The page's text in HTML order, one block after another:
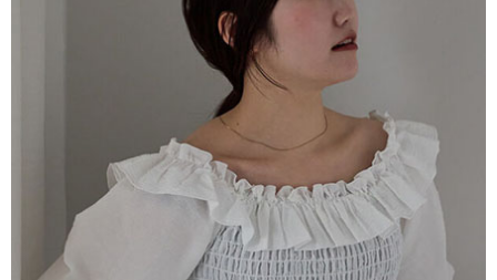
1.分期款項不併入電信帳單，「大哥付你分期」於每月結算日後寄送繳費提
2.透過簡訊連結打開帳單後，可選擇「超商條碼／台灣大直營門市／銀行轉
帳／街口支付／iPASS MONEY」等通路繳費。
1.本服務係由「台灣大哥大股份有限公司」（以下簡稱本公司）所提供，讓
用戶於交易時，得透過本服務購買商品或服務，並由商店將買賣／分期付款
買賣價金債權讓與本公司後，依約使用本公司帳單繳交帳款。
2.基於同意付款使用「大哥付你分期」之契約關係目的，商店將以您的個人
資料（包含姓名、電話或地址）提供予台灣大哥大進項蒐集、處理及利用，
由本公司與您本人進行分期帳單所需資料之確認、核對及更正。
3.完整用戶服務條款，請詳閱以下連結：https://oppay.tw/userRule
【「AFTEE先享後付」結帳流程】
１．於結帳方式選擇「AFTEE先享後付」後，將跳轉至「AFTEE先享後付」
結帳頁面，進行簡訊認證並確認金額後，即可完成結帳。
２．訂單成立數日內，您將收到繳費通知簡訊。
３．收到繳費通知簡訊後14天內，點擊此簡訊中的連結，可透過四大超商／
ATM／網路銀行／等多元方式進行付款，方視為交易完成。
※ 請注意：結帳手續完成當下不需立刻繳費，但若您需要取消訂單，請聯絡
購買商品的店家。未經商家同意取消之訂單仍視為有效，需透過AFTEE先享
後付繳納相關費用。
※ 交易是否成功請以「AFTEE先享後付 」之結帳頁面顯示為準，若有關於
是否繳費成功／繳費後需取消欲退款等相關疑問，請聯繫「AFTEE先享後付
客戶支援中心」
https://netprotections.freshdesk.com/support/home
【注意事項】
每筆NT$60，滿NT$1,500(含以上)免運費
每筆NT$60，滿NT$1,500(含以上)免運費
每筆NT$60，滿NT$1,500(含以上)免運費
萊爾富純取貨
每筆NT$60，滿NT$1,500(含以上)免運費
7-11取貨付款